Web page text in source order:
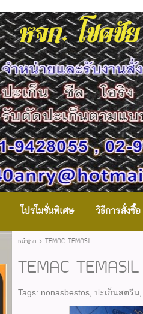
หจก. โชคชั
โปรโมชั่นพิเศษ วิธีการสั่งซื้อ
หน้าแรก> TEMAC TEMASIL
TEMAC TEMASIL
Tags: nonasbestos ,ปะเก็นสตรีม